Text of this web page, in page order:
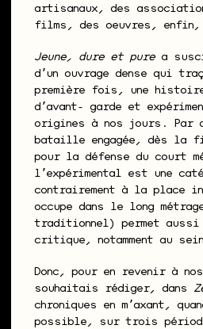
artisanaux, des
films, des oeuvres, enfin,
Jeune, dure et purea
dʼun ouvrage dense qui
première fois, une histoire
dʼavant- garde et
origines à nos jours.
bataille engagée, dès la
pour la défense du court
lʼexpérimental est une
contrairement à la place
occupe dans le long
traditionnel) permet aussi
critique, notamment au
Donc, pour en revenir à
souhaitais rédiger, dans
chroniques en mʼaxant,
possible, sur trois